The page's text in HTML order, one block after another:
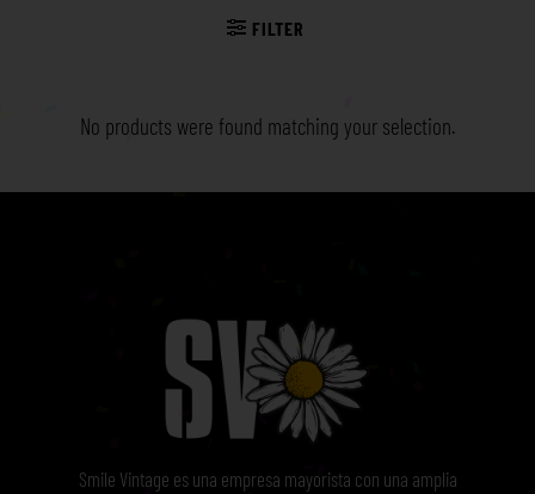
FILTER
No products were found matching your selection.
Smile Vintage es una empresa mayorista con una amplia